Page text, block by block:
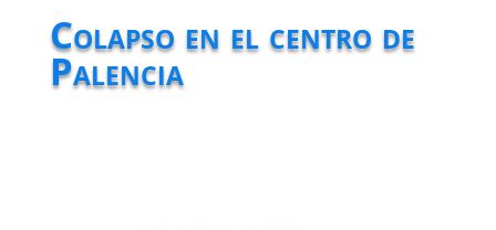
Colapso en el centro de
Palencia